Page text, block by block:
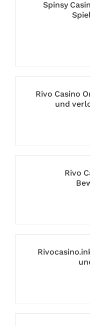
Spinsy
Rivo Casino
und
Rivo